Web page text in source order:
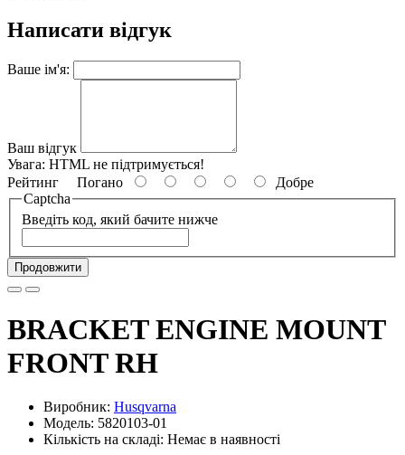
Написати відгук
Ваше ім'я:
Ваш відгук
Увага: HTML не підтримується!
Рейтинг Погано
Добре
Captcha
Введіть код, який бачите нижче
Продовжити
BRACKET ENGINE MOUNT
FRONT RH
Виробник: Husqvarna
Модель: 5820103-01
Кількість на складі: Немає в наявності